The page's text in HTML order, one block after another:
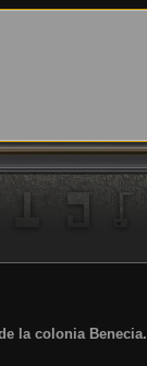
la colonia Benecia.